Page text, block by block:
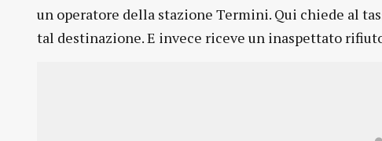
un operatore della stazione Termini. Qui chiede al
tal destinazione. E invece riceve un inaspettato